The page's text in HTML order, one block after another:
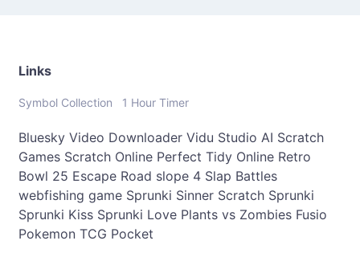
Links
Symbol Collection 1 Hour Timer
Bluesky Video Downloader Vidu Studio AI Scratch
Games Scratch Online Perfect Tidy Online Retro
Bowl 25 Escape Road slope 4 Slap Battles
webfishing game Sprunki Sinner Scratch Sprunki
Sprunki Kiss Sprunki Love Plants vs Zombies Fusio
Pokemon TCG Pocket